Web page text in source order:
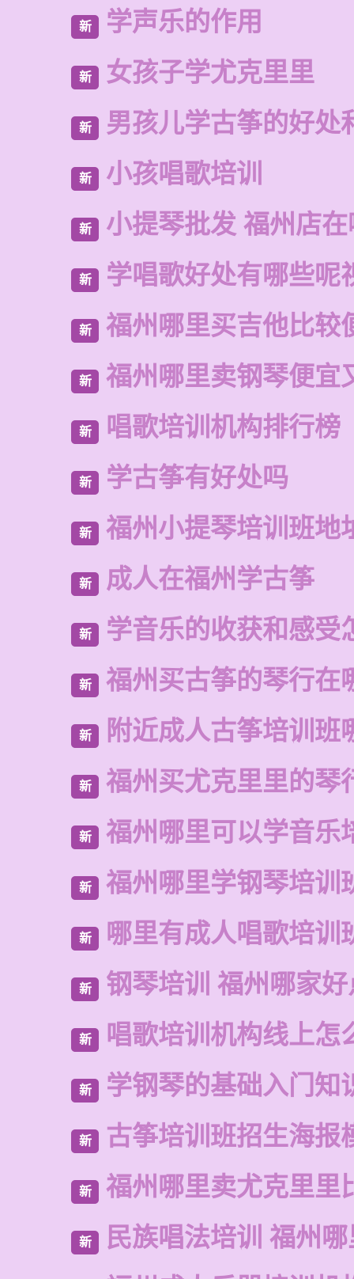
新 学声乐的作用
新 女孩子学尤克里里
新 男孩儿学古筝的好处
新 小孩唱歌培训
新 小提琴批发 福州店
新 学唱歌好处有哪些呢
新 福州哪里买吉他比较
新 福州哪里卖钢琴便宜
新 唱歌培训机构排行榜
新 学古筝有好处吗
新 福州小提琴培训班地
新 成人在福州学古筝
新 学音乐的收获和感受
新 福州买古筝的琴行在
新 附近成人古筝培训班
新 福州买尤克里里的琴
新 福州哪里可以学音乐
新 福州哪里学钢琴培训
新 哪里有成人唱歌培训
新 钢琴培训 福州哪家好
新 唱歌培训机构线上怎
新 学钢琴的基础入门知
新 古筝培训班招生海报
新 福州哪里卖尤克里里
新
民族唱法培训 福州